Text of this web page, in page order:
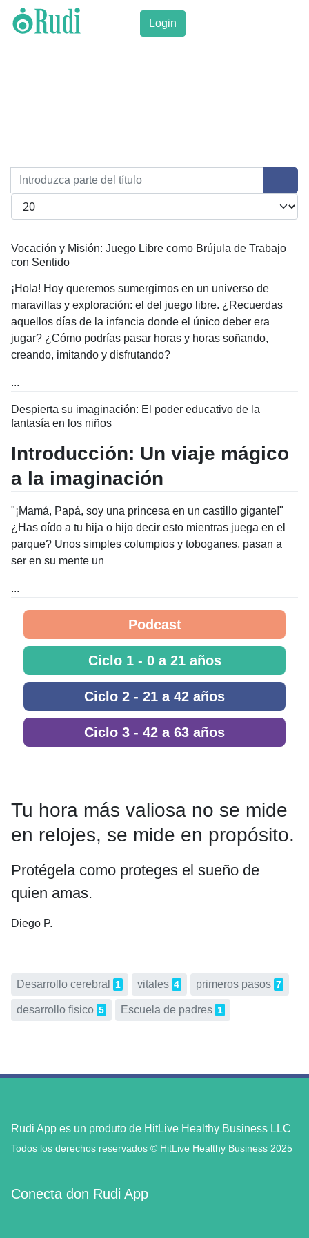
Login
Introduzca parte del título
Cantidad a mostrar
Vocación y Misión: Juego Libre como Brújula de Trabajo
con Sentido
¡Hola! Hoy queremos sumergirnos en un universo de
maravillas y exploración: el del juego libre. ¿Recuerdas
aquellos días de la infancia donde el único deber era
jugar? ¿Cómo podrías pasar horas y horas soñando,
creando, imitando y disfrutando?
...
Despierta su imaginación: El poder educativo de la
fantasía en los niños
Introducción: Un viaje mágico
a la imaginación
"¡Mamá, Papá, soy una princesa en un castillo gigante!"
¿Has oído a tu hija o hijo decir esto mientras juega en el
parque? Unos simples columpios y toboganes, pasan a
ser en su mente un
...
Podcast
Ciclo 1 - 0 a 21 años
Ciclo 2 - 21 a 42 años
Ciclo 3 - 42 a 63 años
Tu hora más valiosa no se mide
en relojes, se mide en propósito.
Protégela como proteges el sueño de
quien amas.
Diego P.
Desarrollo cerebral 1 vitales 4 primeros pasos 7
desarrollo fisico 5 Escuela de padres 1
Rudi App es un produto de HitLive Healthy Business LLC
Todos los derechos reservados © HitLive Healthy Business 2025
Conecta don Rudi App